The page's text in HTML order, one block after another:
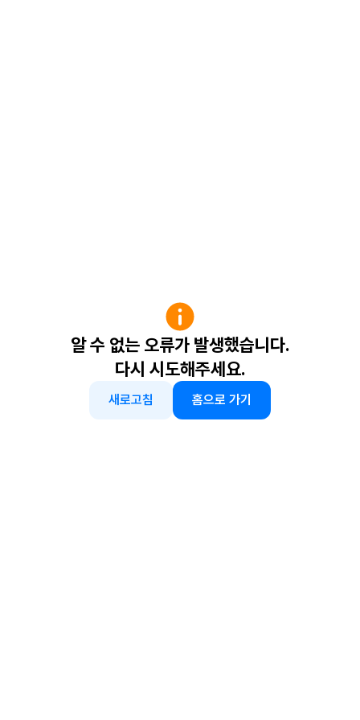
알 수 없는 오류가 발생했습니다.
다시 시도해주세요.
새로고침 홈으로 가기